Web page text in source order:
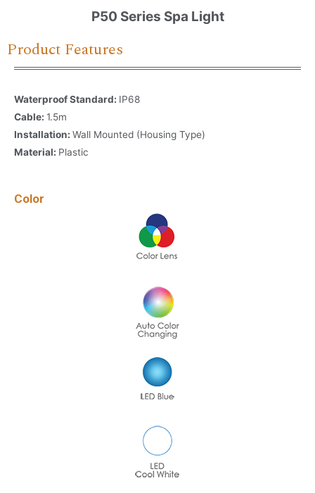
P50 Series Spa Light
Product Features
Waterproof Standard: IP68
Cable: 1.5m
Installation: Wall Mounted (Housing Type)
Material: Plastic
Color